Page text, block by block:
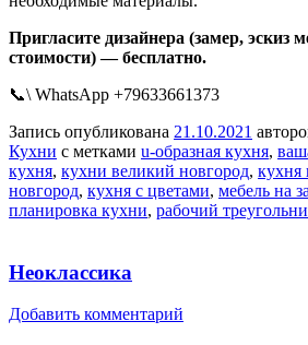
Пригласите дизайнера (замер, эскиз
стоимости) — бесплатно.
📞\ WhatsApp +79633661373
Запись опубликована 21.10.2021
Кухни с метками u-образная кухня,
кухня, кухни великий новгород, кухня
новгород, кухня с цветами, мебель на
планировка кухни, рабочий
Неоклассика
Добавить комментарий